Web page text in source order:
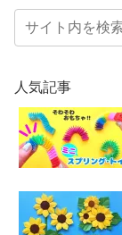
人気記事